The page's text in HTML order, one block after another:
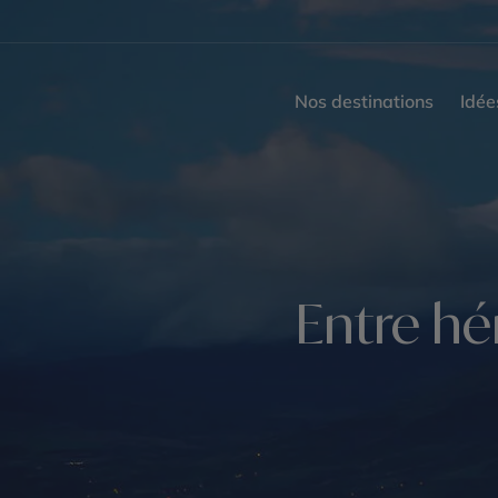
Nos destinations
Entre